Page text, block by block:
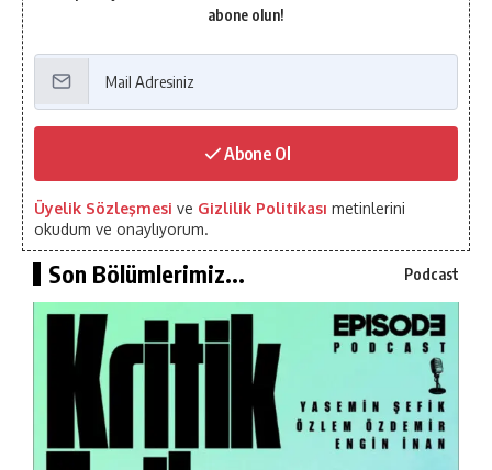
abone olun!
Abone Ol
Üyelik Sözleşmesi ve Gizlilik Politikası metinlerini
okudum ve onaylıyorum.
Son Bölümlerimiz... Podcast